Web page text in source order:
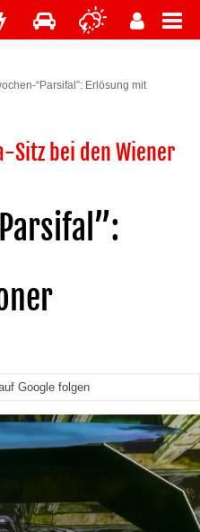
“Parsifal”: Erlösung mit
Sitz bei den Wiener
Google folgen